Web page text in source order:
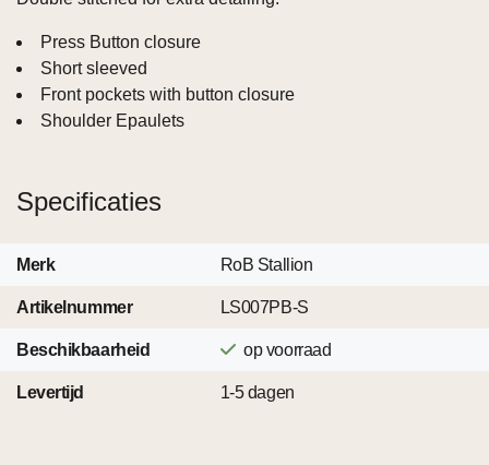
Press Button closure
Short sleeved
Front pockets with button closure
Shoulder Epaulets
Specificaties
Merk RoB Stallion
Artikelnummer LS007PB-S
Beschikbaarheid op voorraad
Levertijd 1-5 dagen